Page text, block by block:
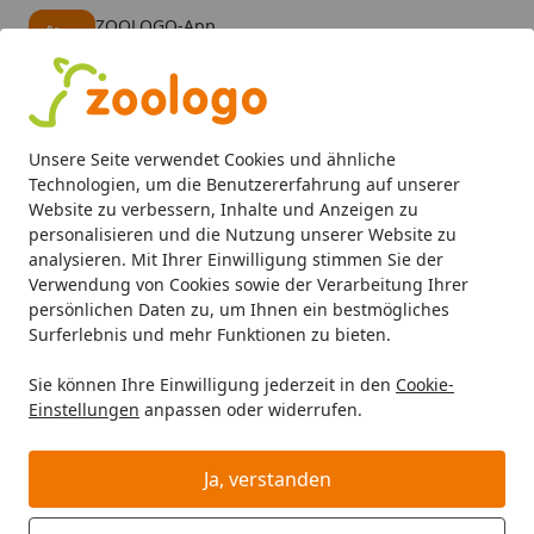
Unsere Seite verwendet Cookies und ähnliche
Technologien, um die Benutzererfahrung auf unserer
Website zu verbessern, Inhalte und Anzeigen zu
personalisieren und die Nutzung unserer Website zu
analysieren. Mit Ihrer Einwilligung stimmen Sie der
Verwendung von Cookies sowie der Verarbeitung Ihrer
persönlichen Daten zu, um Ihnen ein bestmögliches
Surferlebnis und mehr Funktionen zu bieten.
Sie können Ihre Einwilligung jederzeit in den Cookie-
Einstellungen anpassen oder widerrufen.
Ja, verstanden
ZOOLOGO-App
Alle Produkte
Mein Konto
Suchen
Startseite
Hund Hundefutter Trockenfutter Edgard&Cooper
Edgard&Cooper Frischer Hirsch &
Ente Small 700g
BALD VERGRIFFEN